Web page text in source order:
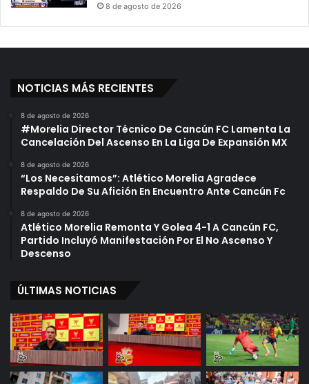
8 de agosto de 2026
NOTICIAS MÁS RECIENTES
8 de agosto de 2026
#Morelia Director Técnico De Cancún FC Lamenta La
Cancelación Del Ascenso En La Liga De Expansión MX
8 de agosto de 2026
“Los Necesitamos”: Atlético Morelia Agradece
Respaldo De Su Afición En Encuentro Ante Cancún Fc
8 de agosto de 2026
Atlético Morelia Remonta Y Golea 4-1 A Cancún FC,
Partido Incluyó Manifestación Por El No Ascenso Y
Descenso
ÚLTIMAS NOTICIAS